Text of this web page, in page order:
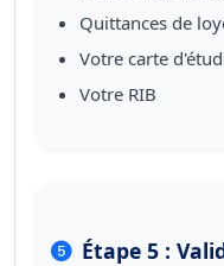
Quittances de
Votre carte
Votre RIB
Étape 5 :